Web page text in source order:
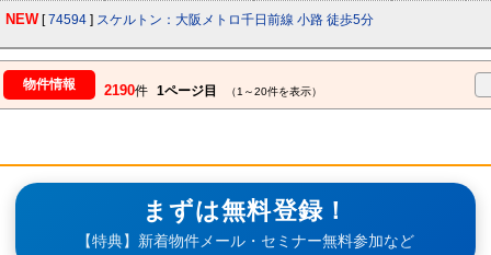
NEW [74594 ] スケルトン：大阪メトロ千日前線 小路 徒歩5分
物件情報 2190件 1ページ目 （1～20件を表示）
まずは無料登録！
【特典】新着物件メール・セミナー無料参加など